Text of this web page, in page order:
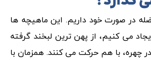
از ما ۴۲ عضله در صورت خود داریم. این ماهیچه ها
می کنیم، از پهن ترین لبخند گرفته
چهره، با هم حرکت می کنند. همزمان با